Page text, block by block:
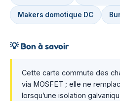
Makers domotique DC
💡Bon à savoir
Cette carte commute des
via MOSFET ; elle ne
lorsqu’une isolation